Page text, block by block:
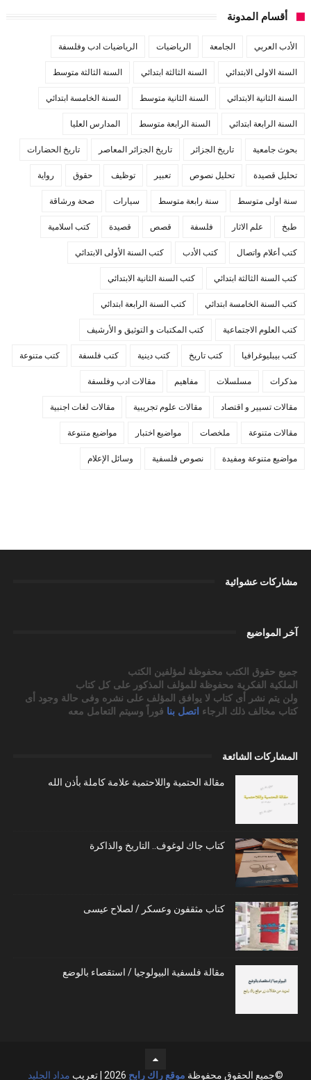
أقسام المدونة
الأدب العربي الجامعة الرياضيات الرياضيات ادب وفلسفة
السنة الاولى الابتدائي السنة الثالثة ابتدائي السنة الثالثة متوسط
السنة الثانية الابتدائي السنة الثانية متوسط السنة الخامسة ابتدائي
السنة الرابعة ابتدائي السنة الرابعة متوسط المدارس العليا
بحوث جامعية تاريخ الجزائر تاريخ الجزائر المعاصر تاريخ الحضارات
تحليل قصيدة تحليل نصوص تعبير توظيف حقوق رواية
سنة اولى متوسط سنة رابعة متوسط سيارات صحة ورشاقة
طبخ علم الاثار فلسفة قصص قصيدة كتب اسلامية
كتب أعلام واتصال كتب الأدب كتب السنة الأولى الابتدائي
كتب السنة الثالثة ابتدائي كتب السنة الثانية الابتدائي
كتب السنة الخامسة ابتدائي كتب السنة الرابعة ابتدائي
كتب العلوم الاجتماعية كتب المكتبات و التوثيق و الأرشيف
كتب بيبليوغرافيا كتب تاريخ كتب دينية كتب فلسفة كتب متنوعة
مذكرات مسلسلات مفاهيم مقالات ادب وفلسفة
مقالات تسيير و اقتصاد مقالات علوم تجريبية مقالات لغات اجنبية
مقالات متنوعة ملخصات مواضيع اختبار مواضيع متنوعة
مواضيع متنوعة ومفيدة نصوص فلسفية وسائل الإعلام
مشاركات عشوائية
آخر المواضيع
جميع حقوق الكتب محفوظة لمؤلفين الكتب
الملكية الفكرية محفوظة للمؤلف المذكور على كل كتاب
ولن يتم نشر أى كتاب لا يوافق المؤلف على نشره وفى حالة وجود أى
كتاب مخالف ذلك الرجاء اتصل بنا فوراً وسيتم التعامل معه
المشاركات الشائعة
مقالة الحتمية واللاحتمية علامة كاملة بأذن الله
كتاب جاك لوغوف.. التاريخ والذاكرة
كتاب مثقفون وعسكر / لصلاح عيسى
مقالة فلسفية البيولوجيا / استقصاء بالوضع
©جميع الحقوق محفوظة موقع راك رابح 2026 | تعريب مداد الجليد